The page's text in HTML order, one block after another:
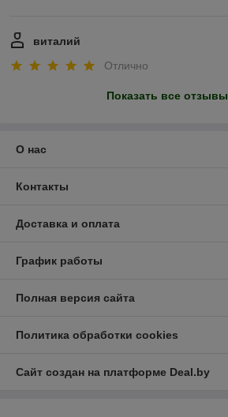
виталий
Отлично
Показать все отзывы
О нас
Контакты
Доставка и оплата
График работы
Полная версия сайта
Политика обработки cookies
Сайт создан на платформе Deal.by